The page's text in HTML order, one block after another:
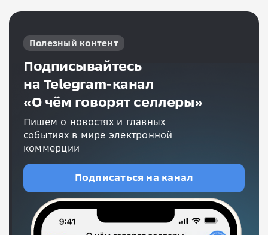
Полезный контент
Подписывайтесь
на Telegram-канал
«О чём говорят селлеры»
Пишем о новостях и главных
событиях в мире электронной
коммерции
Подписаться на канал